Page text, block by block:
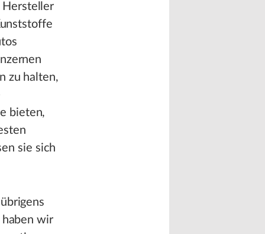
Hersteller
zu halten,
bieten,
sie sich
haben wir